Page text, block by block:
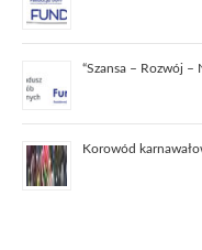
“Szansa – Rozwój –
Korowód